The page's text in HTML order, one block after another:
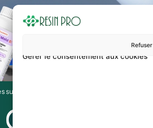
Gérer le consentement aux cookies
Refuser
supérieures à 99 €